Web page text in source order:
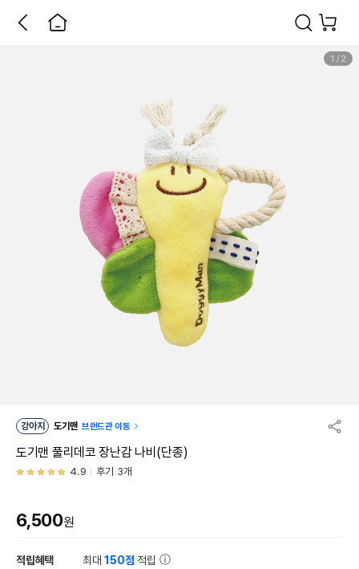
1 / 2
강아지 도기맨 브랜드관 이동
도기맨 풀리데코 장난감 나비(단종)
4.9 후기 3개
6,500원
적립혜택 최대150점 적립